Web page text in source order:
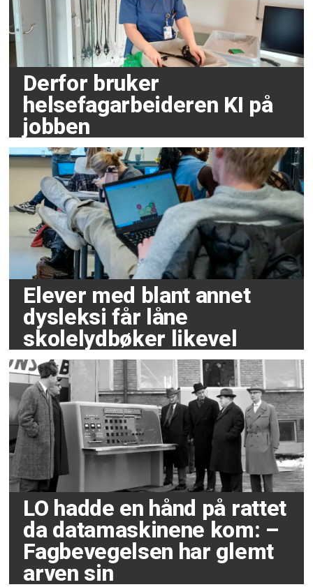
Derfor bruker
helsefagarbeideren KI på
jobben
Elever med blant annet
dysleksi får låne
skolelydbøker likevel
LO hadde en hånd på rattet
da datamaskinene kom: –
Fagbevegelsen har glemt
arven sin